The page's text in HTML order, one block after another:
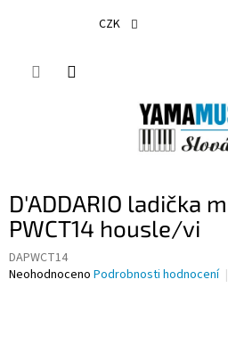
CZK
D'ADDARIO ladička
PWCT14 housle/vi
DAPWCT14
Průměrné
Neohodnoceno Podrobnosti hodnocení